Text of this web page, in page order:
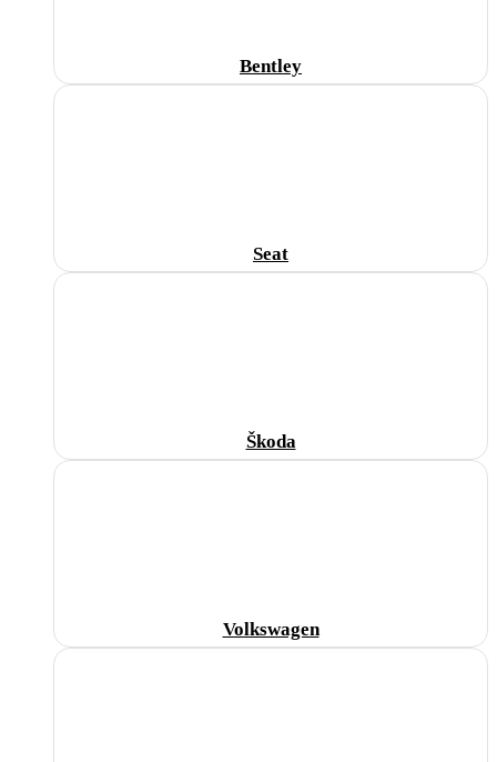
Bentley
Seat
Škoda
Volkswagen